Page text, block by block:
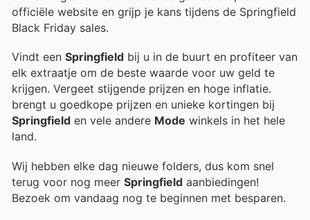
officiële website en grijp je kans tijdens de Springfield
Black Friday sales.
Vindt een Springfield bij u in de buurt en profiteer van
elk extraatje om de beste waarde voor uw geld te
krijgen. Vergeet stijgende prijzen en hoge inflatie.
brengt u goedkope prijzen en unieke kortingen bij
Springfield en vele andere Mode winkels in het hele
land.
Wij hebben elke dag nieuwe folders, dus kom snel
terug voor nog meer Springfield aanbiedingen!
Bezoek om vandaag nog te beginnen met besparen.